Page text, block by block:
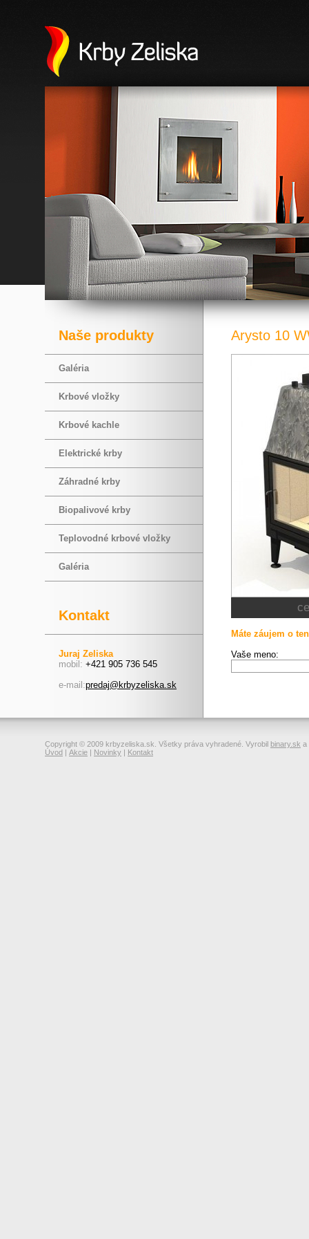
Naše produkty
Galéria
Krbové vložky
Krbové kachle
Elektrické krby
Záhradné krby
Biopalivové krby
Teplovodné krbové vložky
Galéria
Kontakt
Juraj Zeliska
mobil: +421 905 736 545
e-mail:predaj@krbyzeliska.sk
Arysto 10
Máte záujem o
Vaše meno:
Copyright © 2009 krbyzeliska.sk. Všetky práva vyhradené. Vyrobil binary.sk a
Úvod | Akcie | Novinky | Kontakt